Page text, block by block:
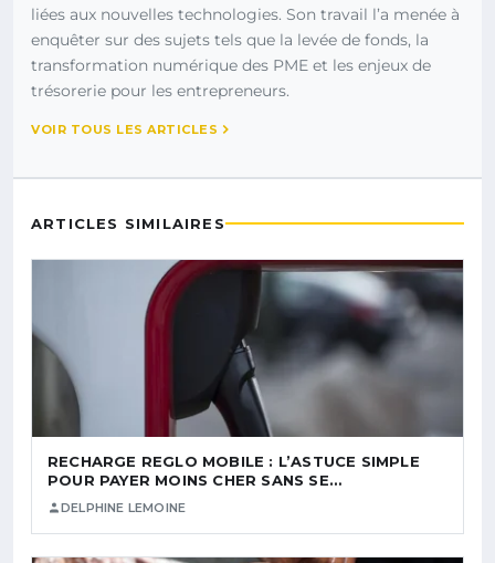
liées aux nouvelles technologies. Son travail l’a menée à
enquêter sur des sujets tels que la levée de fonds, la
transformation numérique des PME et les enjeux de
trésorerie pour les entrepreneurs.
VOIR TOUS LES ARTICLES
ARTICLES SIMILAIRES
RECHARGE REGLO MOBILE : L’ASTUCE SIMPLE
POUR PAYER MOINS CHER SANS SE…
DELPHINE LEMOINE